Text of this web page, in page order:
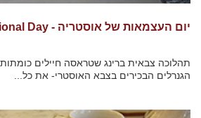
יום העצמאות של אוסטריה - Austrian National Day
תהלוכה צבאית ברינג שטראסה חיילים כומתות
הגנרלים הבכירים בצבא האוסטרי- את כל...